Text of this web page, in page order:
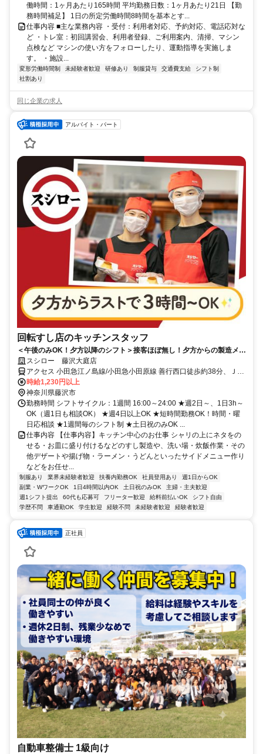
働時間：1ヶ月あたり165時間 平均勤務日数：1ヶ月あたり21日 【勤
務時間補足】 1日の所定労働時間8時間を基本とす...
仕事内容 ■主な業務内容 ・受付：利用者対応、予約対応、電話応対な
ど ・トレ室：初回講習会、利用者登録、ご利用案内、清掃、マシン
点検など マシンの使い方をフォローしたり、運動指導を実施しま
す。 ・施設...
変形労働時間制 未経験者歓迎 研修あり 制服貸与 交通費支給
シフト制
社割あり
同じ企業の求人
アルバイト・パート
回転すし店のキッチンスタッフ
＜午後のみOK！夕方以降のシフト＞接客ほぼ無し！夕方からの製造メイ
ンでコツコツ働ける
スシロー 藤沢大庭店
アクセス 小田急江ノ島線/小田急小田原線 善行西口徒歩約38分、ＪＲ
東海道本線 辻堂北口徒歩約41分、小田急江ノ島線/小田急小田原線 藤
沢本町徒歩約39分
時給1,230円以上
神奈川県藤沢市
勤務時間 シフトサイクル：1週間 16:00～24:00 ★週2日～、1日3h～
OK（週1日も相談OK） ★週4日以上OK ★短時間勤務OK！時間・曜
日応相談 ★1週間毎のシフト制 ★土日祝のみOK ...
仕事内容 【仕事内容】キッチン中心のお仕事 シャリの上にネタをの
せる・お皿に盛り付けるなどのすし製造や、洗い場・炊飯作業・その
他デザートや揚げ物・ラーメン・うどんといったサイドメニュー作り
などをお任せ...
制服あり 業界未経験者歓迎 扶養内勤務OK 社員登用あり
週1日からOK
副業・WワークOK
1日4時間以内OK 土日祝のみOK
主婦・主夫歓迎
週1シフト提出
60代も応募可 フリーター歓迎 給料前払いOK
シフト自由
学歴不問
車通勤OK 学生歓迎 経験不問 未経験者歓迎 経験者歓迎
正社員
自動車整備士 1級向け